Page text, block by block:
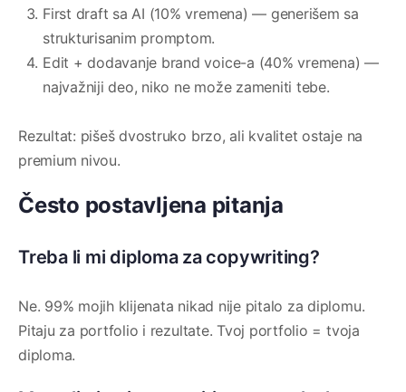
First draft sa AI (10% vremena) — generišem sa
strukturisanim promptom.
Edit + dodavanje brand voice-a (40% vremena) —
najvažniji deo, niko ne može zameniti tebe.
Rezultat: pišeš dvostruko brzo, ali kvalitet ostaje na
premium nivou.
Često postavljena pitanja
Treba li mi diploma za copywriting?
Ne. 99% mojih klijenata nikad nije pitalo za diplomu.
Pitaju za portfolio i rezultate. Tvoj portfolio = tvoja
diploma.